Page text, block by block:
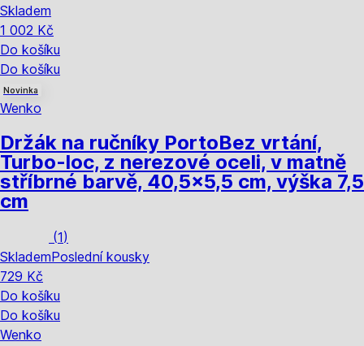
Skladem
1 002 Kč
Do košíku
Do košíku
Novinka
Wenko
Držák na ručníky PortoBez vrtání,
Turbo-loc, z nerezové oceli, v matně
stříbrné barvě, 40,5x5,5 cm, výška 7,5
cm
(1)
SklademPoslední kousky
729 Kč
Do košíku
Do košíku
Wenko